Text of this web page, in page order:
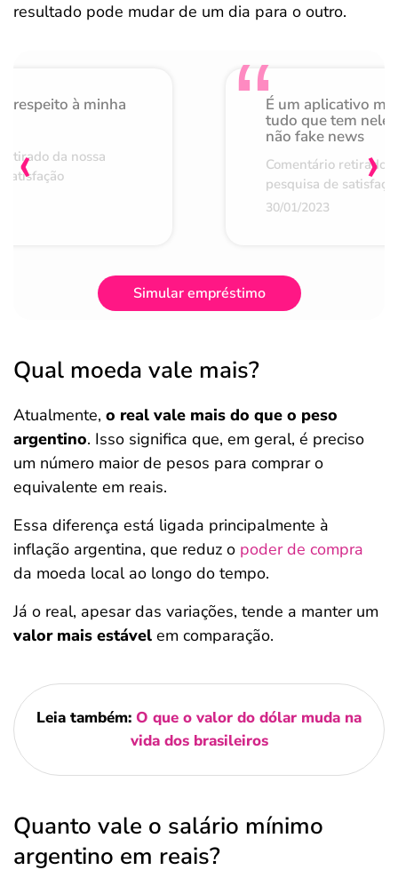
resultado pode mudar de um dia para o outro.
respeito à minha
da nossa
É um aplicativo
tudo que tem nele
não fake news
Comentário retirado
pesquisa de
30/01/2023
‹ ›
Simular empréstimo
Qual moeda vale mais?
Atualmente, o real vale mais do que o peso
argentino. Isso significa que, em geral, é preciso
um número maior de pesos para comprar o
equivalente em reais.
Essa diferença está ligada principalmente à
inflação argentina, que reduz o poder de compra
da moeda local ao longo do tempo.
Já o real, apesar das variações, tende a manter um
valor mais estável em comparação.
Leia também: O que o valor do dólar muda na
vida dos brasileiros
Quanto vale o salário mínimo
argentino em reais?